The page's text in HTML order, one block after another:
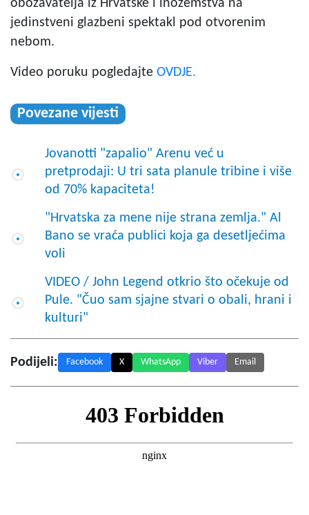
obožavatelja iz Hrvatske i inozemstva na
jedinstveni glazbeni spektakl pod otvorenim
nebom.
Video poruku pogledajte OVDJE.
Povezane vijesti
Jovanotti "zapalio" Arenu već u
pretprodaji: U tri sata planule tribine i više
od 70% kapaciteta!
"Hrvatska za mene nije strana zemlja." Al
Bano se vraća publici koja ga desetljećima
voli
VIDEO / John Legend otkrio što očekuje od
Pule. "Čuo sam sjajne stvari o obali, hrani i
kulturi"
Podijeli: Facebook X WhatsApp Viber Email